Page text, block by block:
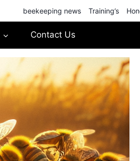
beekeeping news Training’s
Contact Us